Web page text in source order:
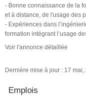
- Bonne connaissance de la
et à distance, de l'usage des
- Expériences dans
formation intégrant l’usage
Voir l'annonce détaillée
Dernière mise à jour : 17 mai,
Emplois